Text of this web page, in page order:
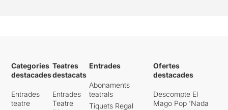
Categories
destacades
Entrades
teatre
Teatres
destacats
Entrades
Teatre
Entrades
Abonaments
teatrals
Tiquets Regal
Ofertes
destacades
Descompte El
Mago Pop 'Nada